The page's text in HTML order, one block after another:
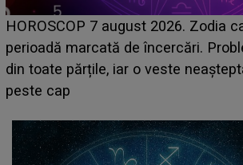
HOROSCOP 7 august 2026. Zodia
perioadă marcată de încercări.
din toate părțile, iar o veste
peste cap